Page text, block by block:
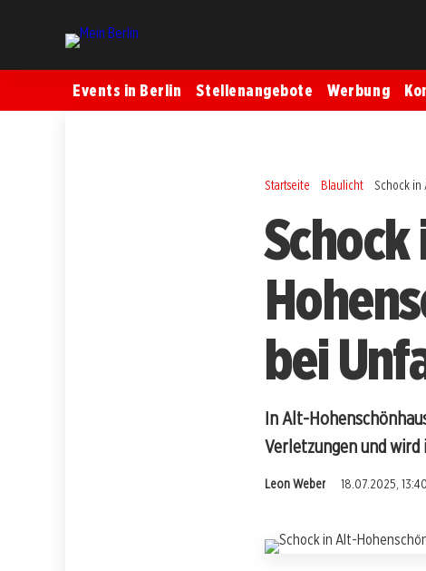
Events in Berlin Stellenangebote Werbung
Startseite Blaulicht Schock in
bei
In Alt-
Verletzungen und
Leon Weber 18.07.2025,